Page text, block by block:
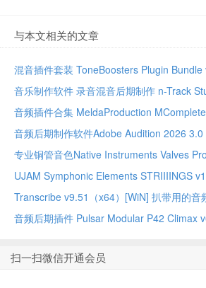
与本文相关的文章
音频后期制作软件Adobe Audition 2026 3.0
专业铜管音色Native Instruments Valves
Transcribe v9.51（x64）[WiN] 扒带用的音
音频后期插件 Pulsar Modular P42 Climax
扫一扫微信开通会员